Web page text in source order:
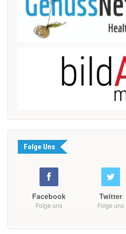
Folge Uns
Facebook
Folge uns
Twitter
Folge uns